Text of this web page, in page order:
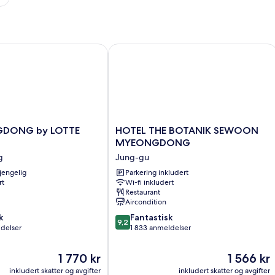
by LOTTE
Prisen
1 770 kr
inkludert skatter og avgifter
by LOTTE HOTELS
HOTEL
THE
SEWOON
MYEONGDONG
Jung-
gu
HOTEL THE BOTANIK SEWOON
MYEONGDONG
Jung-gu
Parkering inkludert
Wi-fi inkludert
Restaurant
Aircondition
9.2
av
9,2 Fantastisk
1 833 anmeldelser
Prisen
1 566 kr
inkludert skatter og avgifter
HOTEL THE BOTANIK SEWOON